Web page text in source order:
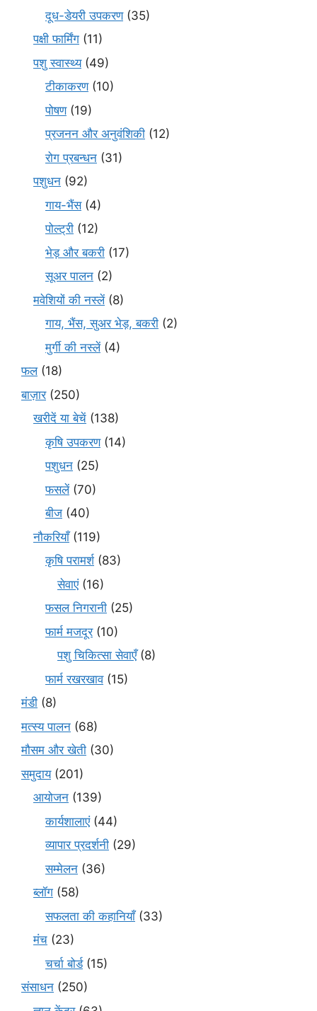
दूध-डेयरी उपकरण(35)
पक्षी फार्मिंग (11)
पशु स्वास्थ्य(49)
टीकाकरण(10)
पोषण(19)
प्रजनन और अनुवंशिकी (12)
रोग प्रबन्धन (31)
पशुधन (92)
गाय-भैंस(4)
पोल्ट्री (12)
भेड़ और बकरी (17)
सूअर पालन (2)
मवेशियों की नस्लें(8)
गाय, भैंस, सुअर भेड़, बकरी (2)
मुर्गी की नस्लें(4)
फल(18)
बाज़ार(250)
खरीदें या बेचें (138)
कृषि उपकरण(14)
पशुधन (25)
फसलें(70)
बीज (40)
नौकरियाँ(119)
कृषि परामर्श(83)
सेवाएं(16)
फसल निगरानी (25)
फार्म मजदूर(10)
पशु चिकित्सा सेवाएँ(8)
फार्म रखरखाव(15)
मंडी (8)
मत्स्य पालन (68)
मौसम और खेती (30)
समुदाय(201)
आयोजन (139)
कार्यशालाएं(44)
व्यापार प्रदर्शनी (29)
सम्मेलन (36)
ब्लॉग (58)
सफलता की कहानियाँ(33)
मंच (23)
चर्चा बोर्ड(15)
संसाधन (250)